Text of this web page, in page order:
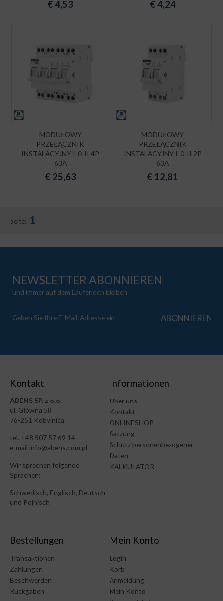
€4,53 €4,24
MODUŁOWY
PRZEŁĄCZNIK
INSTALACYJNY I-0-II 4P
63A
€ 25,63
MODUŁOWY
PRZEŁĄCZNIK
INSTALACYJNY I-0-II 2P
63A
€ 12,81
Seite: 1
NEWSLETTER ABONNIEREN
und immer auf dem Laufenden bleiben
Kontakt
ABENS SP. z o.o.
ul. Główna 58
76-251 Kobylnica
tel. +48 507 57 69 14
e-mail info@abens.com.pl
Wir sprechen folgende
Sprachen:
Schwedisch, Englisch, Deutsch
und Polnisch
Informationen
Über uns
Kontakt
ONLINESHOP
Satzung
Schutz personenbezogener
Daten
KALKULATOR
Bestellungen
Transaktionen
Zahlungen
Beschwerden
Rückgaben
Mein Konto
Login
Korb
Anmeldung
Mein Konto